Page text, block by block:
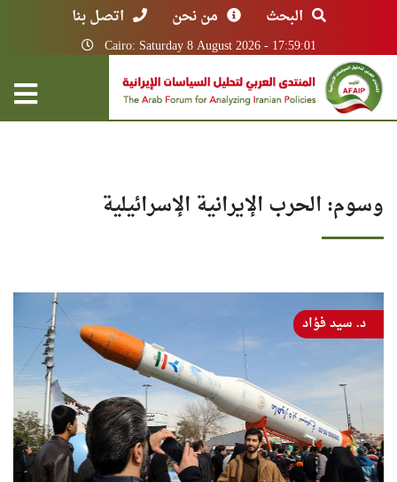
البحث من نحن اتصل بنا
Cairo: Saturday 8 August 2026 - 17:59:01
وسوم: الحرب الإيرانية الإسرائيلية
د. سيد فؤاد